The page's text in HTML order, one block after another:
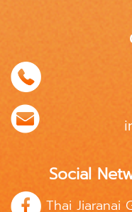
Social
Thai Jiaranai